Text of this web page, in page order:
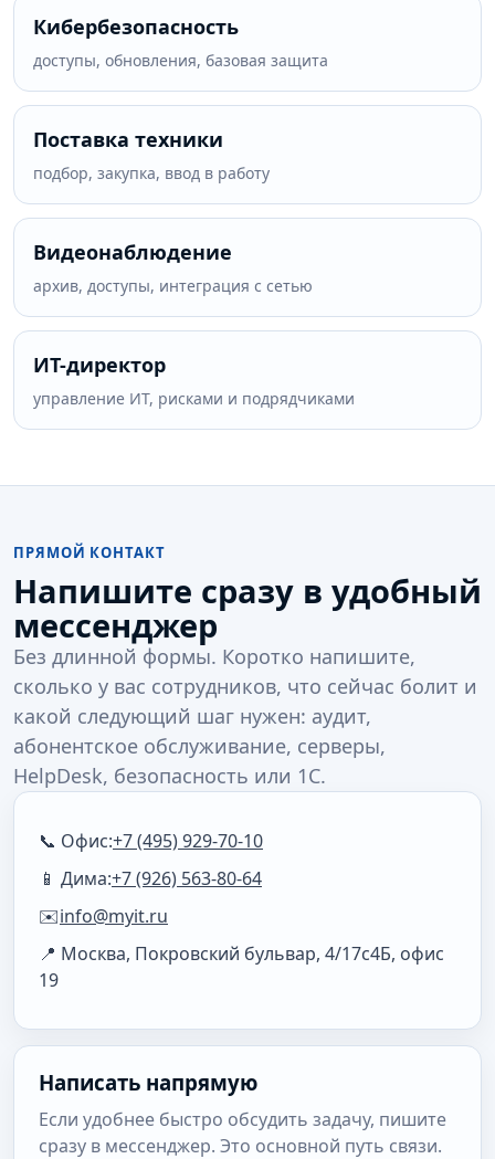
Кибербезопасность
доступы, обновления, базовая защита
Поставка техники
подбор, закупка, ввод в работу
Видеонаблюдение
архив, доступы, интеграция с сетью
ИТ-директор
управление ИТ, рисками и подрядчиками
ПРЯМОЙ КОНТАКТ
Напишите сразу в удобный
мессенджер
Без длинной формы. Коротко напишите,
сколько у вас сотрудников, что сейчас болит и
какой следующий шаг нужен: аудит,
абонентское обслуживание, серверы,
HelpDesk, безопасность или 1С.
📞 Офис:+7 (495) 929-70-10
📱 Дима:+7 (926) 563-80-64
✉️info@myit.ru
📍 Москва, Покровский бульвар, 4/17с4Б, офис
19
Написать напрямую
Если удобнее быстро обсудить задачу, пишите
сразу в мессенджер. Это основной путь связи.